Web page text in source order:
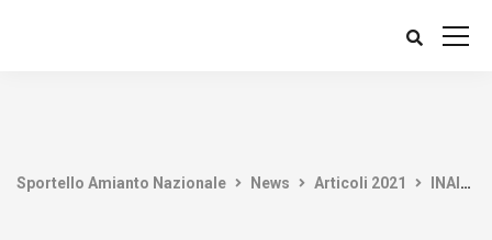
Sportello Amianto Nazionale News Articoli 2021 INAIL: Pubblicato il Volume “Linee Guida” per procedure e i compiti dei lavoratori coinvolti nella bonifica dell’Amianto